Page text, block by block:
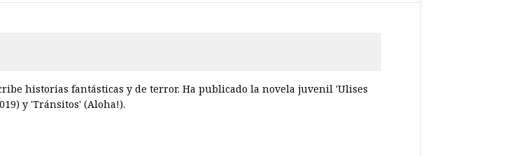
historias fantásticas y de terror. Ha publicado la novela juvenil 'Ulises
y 'Tránsitos' (Aloha!).